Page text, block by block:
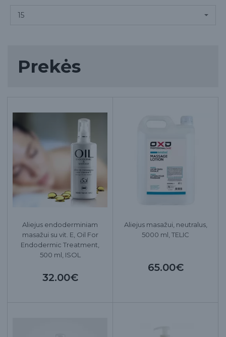
Prekės
Aliejus endoderminiam
masažui su vit. E, Oil For
Endodermic Treatment,
500 ml, ISOL
32.00€
Aliejus masažui, neutralus,
5000 ml, TELIC
65.00€